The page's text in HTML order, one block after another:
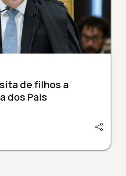
de filhos a
dos Pais